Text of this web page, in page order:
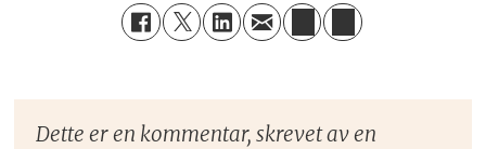
Dette er en kommentar, skrevet av en